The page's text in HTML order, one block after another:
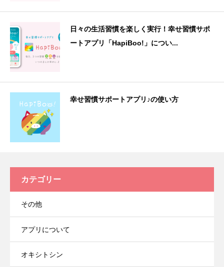
日々の生活習慣を楽しく実行！幸せ習慣サポ
ートアプリ「HapiBoo!」につい...
幸せ習慣サポートアプリ♪の使い方
カテゴリー
その他
アプリについて
オキシトシン